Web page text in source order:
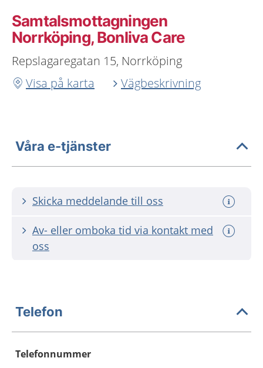
Samtalsmottagningen
Norrköping, Bonliva Care
Repslagaregatan 15, Norrköping
Visa på karta
Vägbeskrivning
Våra e-tjänster
Skicka meddelande till oss
Av- eller omboka tid via kontakt med
oss
Telefon
Telefonnummer